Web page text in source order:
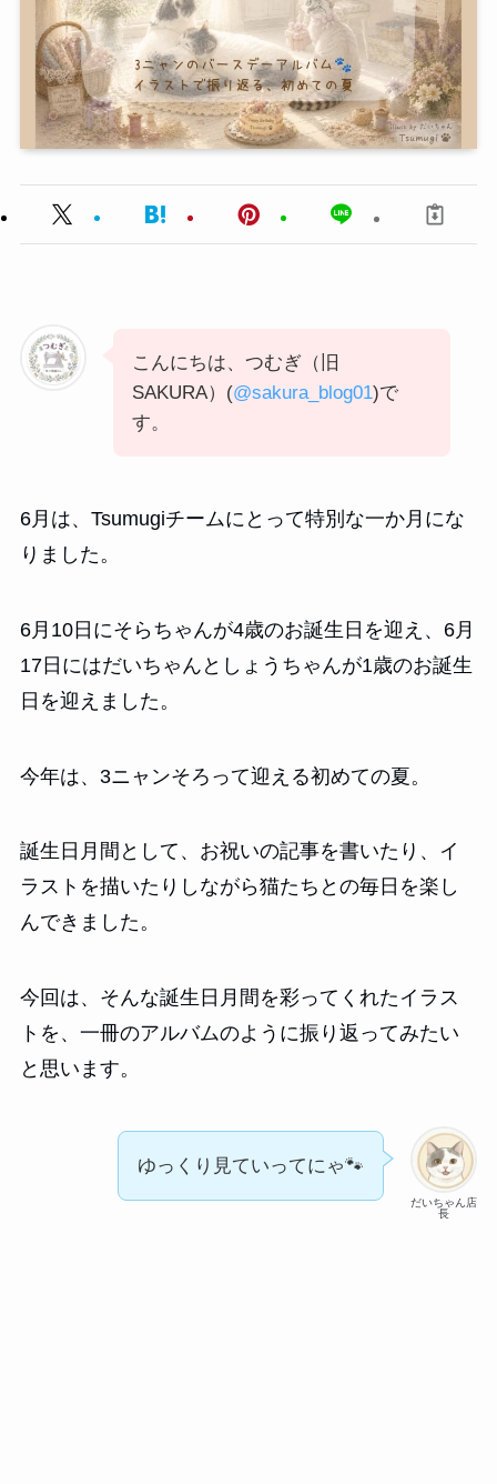
こんにちは、つむぎ（旧
SAKURA）(@sakura_blog01)で
す。
6月は、Tsumugiチームにとって特別な一か月にな
りました。
6月10日にそらちゃんが4歳のお誕生日を迎え、6月
17日にはだいちゃんとしょうちゃんが1歳のお誕生
日を迎えました。
今年は、3ニャンそろって迎える初めての夏。
誕生日月間として、お祝いの記事を書いたり、イ
ラストを描いたりしながら猫たちとの毎日を楽し
んできました。
今回は、そんな誕生日月間を彩ってくれたイラス
トを、一冊のアルバムのように振り返ってみたい
と思います。
だいちゃん店
長
ゆっくり見ていってにゃ🐾